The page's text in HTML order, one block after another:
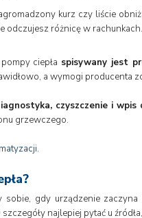
kurz czy liście
odczujesz różnicę w rachunkach.
ciepła spisywany jest
a wymogi producenta
czyszczenie i wpis
grzewczego.
.
gdy urządzenie
najlepiej pytać u